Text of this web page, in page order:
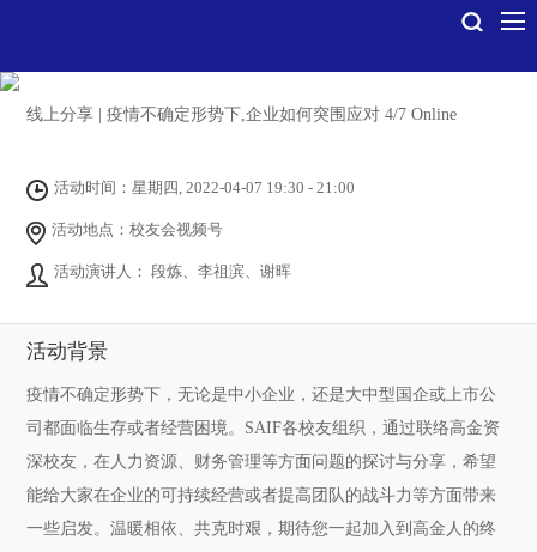
线上分享 | 疫情不确定形势下,企业如何突围应对 4/7 Online
活动时间：星期四, 2022-04-07 19:30 - 21:00
活动地点：校友会视频号
活动演讲人： 段炼、李祖滨、谢晖
活动背景
疫情不确定形势下，无论是中小企业，还是大中型国企或上市公
司都面临生存或者经营困境。SAIF各校友组织，通过联络高金资
深校友，在人力资源、财务管理等方面问题的探讨与分享，希望
能给大家在企业的可持续经营或者提高团队的战斗力等方面带来
一些启发。温暖相依、共克时艰，期待您一起加入到高金人的终